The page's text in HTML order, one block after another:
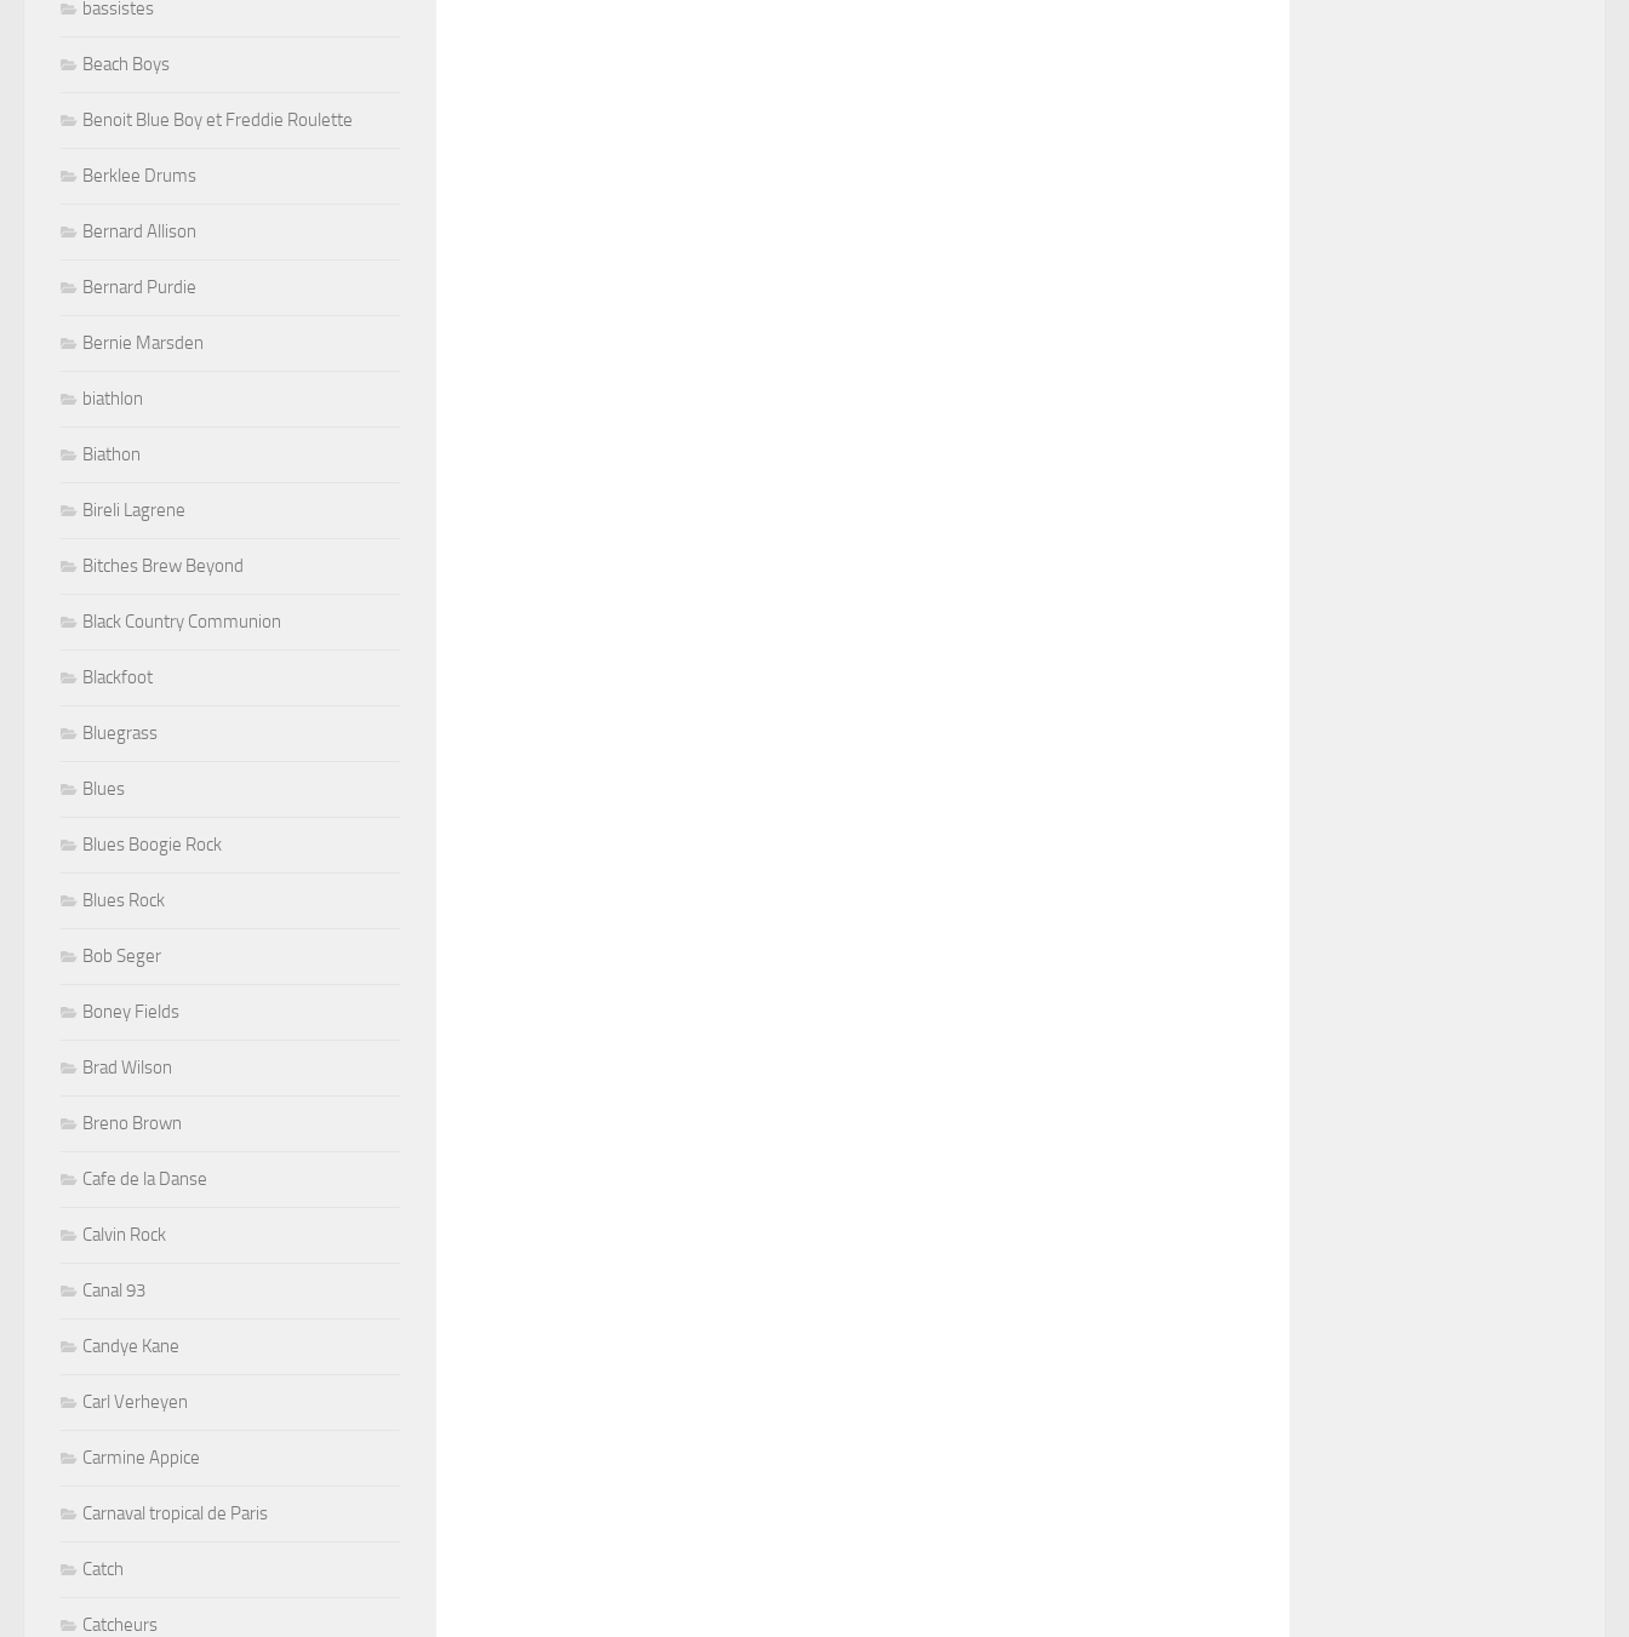
bassistes
Beach Boys
Benoit Blue Boy et Freddie Roulette
Berklee Drums
Bernard Allison
Bernard Purdie
Bernie Marsden
biathlon
Biathon
Bireli Lagrene
Bitches Brew Beyond
Black Country Communion
Blackfoot
Bluegrass
Blues
Blues Boogie Rock
Blues Rock
Bob Seger
Boney Fields
Brad Wilson
Breno Brown
Cafe de la Danse
Calvin Rock
Canal 93
Candye Kane
Carl Verheyen
Carmine Appice
Carnaval tropical de Paris
Catch
Catcheurs